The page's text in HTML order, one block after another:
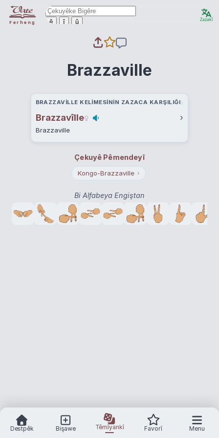
Ferheng ê î û Zazakî
Brazzaville
BRAZZAVILLE KELIMESININ ZAZACA KARŞILIĞI
Brazzavîlle ›
Brazzaville
Çekuyê Pêmendeyî
Kongo-Brazzaville ›
Bi Alfabeya Engiştan
Destpêk Bişawe Têmîyankî Favorî Menu